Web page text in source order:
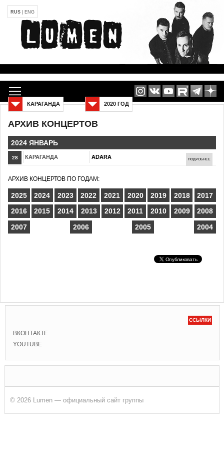
RUS ENG
АРХИВ КОНЦЕРТОВ
2020 ГОД
КАРАГАНДА
2024 ЯНВАРЬ
28 КАРАГАНДА ADARA ПОДРОБНЕЕ
АРХИВ КОНЦЕРТОВ ПО ГОДАМ:
2025 2024 2023 2022 2021 2020 2019 2018
2017
2016
2015 2014 2013 2012 2011 2010 2009
2008
2007
2006 2005 2004
ССЫЛКИ
ВКОНТАКТЕ
YOUTUBE
© 2026 Lumen — официальный сайт группы